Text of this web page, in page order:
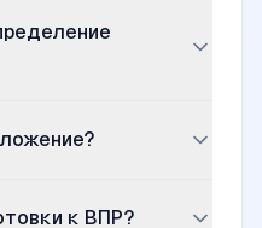
вопросам и
изложения.
к ВПР?